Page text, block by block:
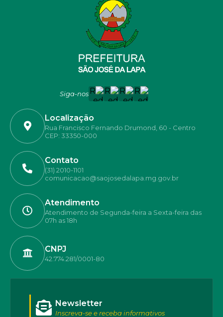
Siga-nos
Localização
Rua Francisco Fernando Drumond, 60 - Centro
CEP: 33350-000
Contato
(31) 2010-1101
comunicacao@saojosedalapa.mg.gov.br
Atendimento
Atendimento de Segunda-feira a Sexta-feira das
07h as 18h
CNPJ
42.774.281/0001-80
Newsletter
Inscreva-se e receba informativos